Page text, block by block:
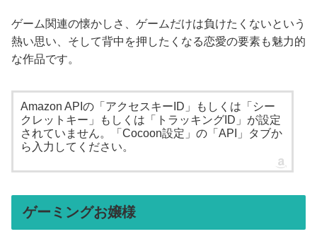
ゲーム関連の懐かしさ、ゲームだけは負けたくないという
熱い思い、そして背中を押したくなる恋愛の要素も魅力的
な作品です。
Amazon APIの「アクセスキーID」もしくは「シー
クレットキー」もしくは「トラッキングID」が設定
されていません。「Cocoon設定」の「API」タブか
ら入力してください。
ゲーミングお嬢様